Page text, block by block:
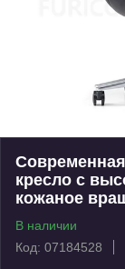
кресло с
кожаное
В наличии
Код: 07184528